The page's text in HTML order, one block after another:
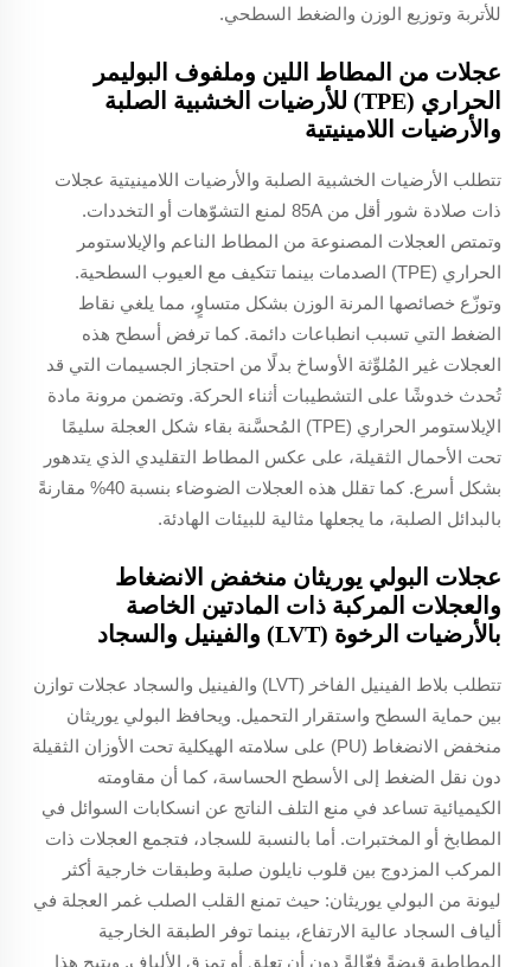
للأتربة وتوزيع الوزن والضغط السطحي.
عجلات من المطاط اللين وملفوف البوليمر
الحراري (TPE) للأرضيات الخشبية الصلبة
والأرضيات اللامينيتية
تتطلب الأرضيات الخشبية الصلبة والأرضيات اللامينيتية عجلات
ذات صلادة شور أقل من 85A لمنع التشوّهات أو التخددات.
وتمتص العجلات المصنوعة من المطاط الناعم والإيلاستومر
الحراري (TPE) الصدمات بينما تتكيف مع العيوب السطحية.
وتوزّع خصائصها المرنة الوزن بشكل متساوٍ، مما يلغي نقاط
الضغط التي تسبب انطباعات دائمة. كما ترفض أسطح هذه
العجلات غير المُلوِّثة الأوساخ بدلًا من احتجاز الجسيمات التي قد
تُحدث خدوشًا على التشطيبات أثناء الحركة. وتضمن مرونة مادة
الإيلاستومر الحراري (TPE) المُحسَّنة بقاء شكل العجلة سليمًا
تحت الأحمال الثقيلة، على عكس المطاط التقليدي الذي يتدهور
بشكل أسرع. كما تقلل هذه العجلات الضوضاء بنسبة 40% مقارنةً
بالبدائل الصلبة، ما يجعلها مثالية للبيئات الهادئة.
عجلات البولي يوريثان منخفض الانضغاط
والعجلات المركبة ذات المادتين الخاصة
بالأرضيات الرخوة (LVT) والفينيل والسجاد
تتطلب بلاط الفينيل الفاخر (LVT) والفينيل والسجاد عجلات توازن
بين حماية السطح واستقرار التحميل. ويحافظ البولي يوريثان
منخفض الانضغاط (PU) على سلامته الهيكلية تحت الأوزان الثقيلة
دون نقل الضغط إلى الأسطح الحساسة، كما أن مقاومته
الكيميائية تساعد في منع التلف الناتج عن انسكابات السوائل في
المطابخ أو المختبرات. أما بالنسبة للسجاد، فتجمع العجلات ذات
المركب المزدوج بين قلوب نايلون صلبة وطبقات خارجية أكثر
ليونة من البولي يوريثان: حيث تمنع القلب الصلب غمر العجلة في
ألياف السجاد عالية الارتفاع، بينما توفر الطبقة الخارجية
المطاطية قبضةً فعّالةً دون أن تعلق أو تمزق الألياف. ويتيح هذا